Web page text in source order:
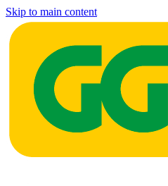
Skip to main content